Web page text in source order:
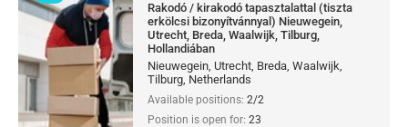
Rakodó / kirakodó tapasztalattal (tiszta
erkölcsi bizonyítvánnyal) Nieuwegein,
Utrecht, Breda, Waalwijk, Tilburg,
Hollandiában
Nieuwegein, Utrecht, Breda, Waalwijk,
Tilburg, Netherlands
Available positions: 2/2
Position is open for: 23